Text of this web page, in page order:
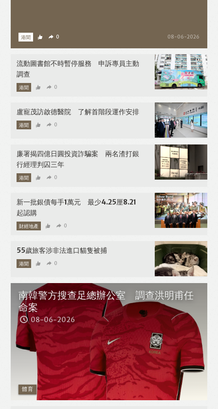
港聞 08-06-2026
0
流動圖書館不時暫停服務 申訴專員主動
調查
港聞 08-06-2026
0
盧寵茂訪啟德醫院 了解首階段運作安排
港聞 08-06-2026
0
廉署揭四億日圓投資詐騙案 兩名渣打銀
行經理判囚三年
港聞 08-06-2026
0
新一批銀債每手1萬元 最少4.25厘8.21
起認購
財經地產 08-06-2026
0
55歲旅客涉非法進口貓隻被捕
港聞 08-06-2026
0
南韓警方搜查足總辦公室 調查洪明甫任
命案
體育
08-06-2026